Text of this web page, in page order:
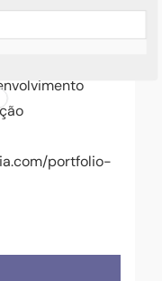
portfolio-